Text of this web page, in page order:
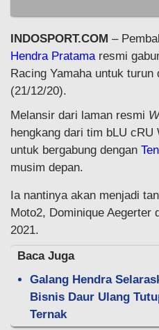
INDOSPORT.COM –
Hendra Pratama resmi
Racing Yamaha untuk
(21/12/20).
Melansir dari laman resmi
hengkang dari tim bLU
untuk bergabung dengan
musim depan.
Ia nantinya akan menjadi
Moto2, Dominique Aegerter
2021.
Baca Juga
Galang Hendra
Bisnis Daur Ulang
Ternak